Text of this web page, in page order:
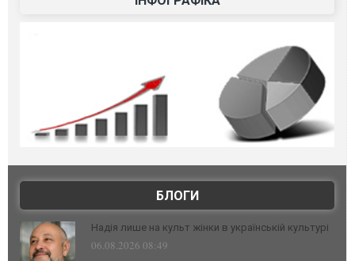
БЛОГИ
Надія лише на культ жінки в українській культурі
06.08.2026 08:49